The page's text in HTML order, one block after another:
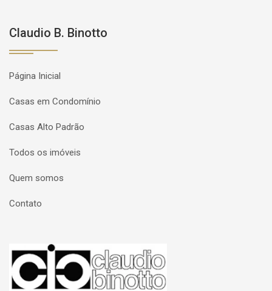
Claudio B. Binotto
Página Inicial
Casas em Condomínio
Casas Alto Padrão
Todos os imóveis
Quem somos
Contato
Página inicial